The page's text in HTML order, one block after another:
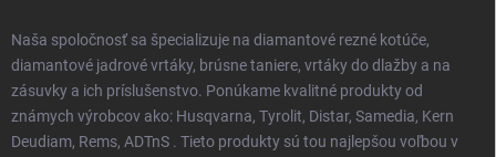
Naša spoločnosť sa špecializuje na diamantové rezné kotúče,
diamantové jadrové vrtáky, brúsne taniere, vrtáky do dlažby a na
zásuvky a ich príslušenstvo. Ponúkame kvalitné produkty od
známych výrobcov ako: Husqvarna, Tyrolit, Distar, Samedia, Kern
Deudiam, Rems, ADTnS . Tieto produkty sú tou najlepšou voľbou v